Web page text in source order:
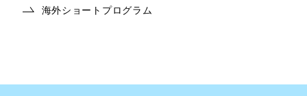
海外ショートプログラム